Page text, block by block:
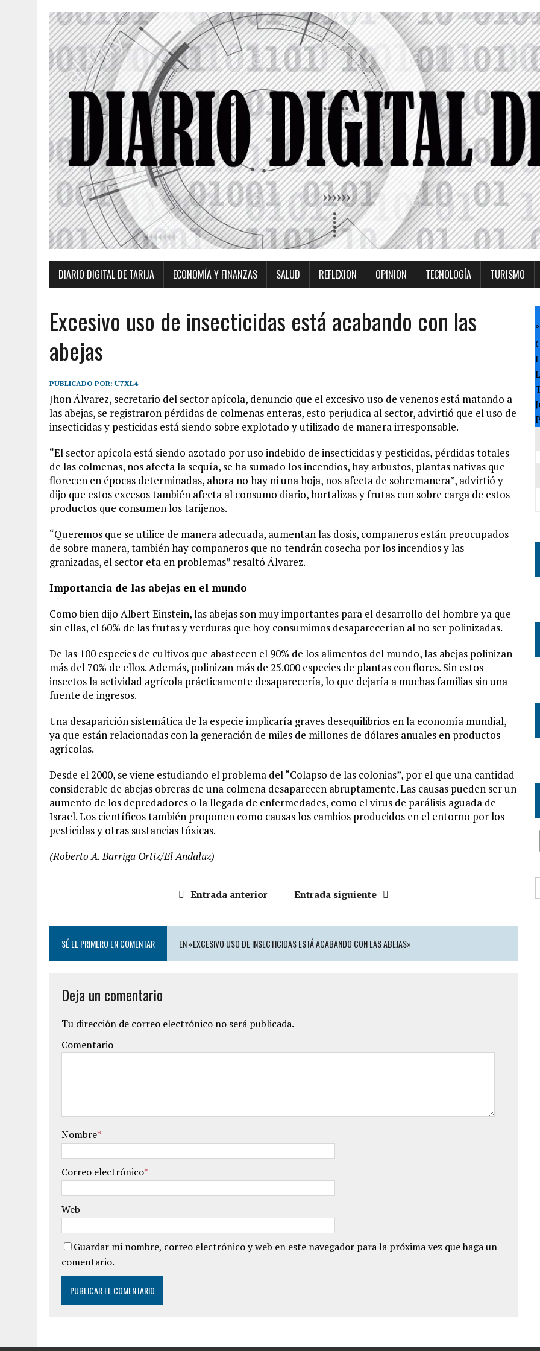
DIARIO DIGITAL DE TARIJA ECONOMÍA Y FINANZAS SALUD REFLEXION OPINION TECNOLOGÍA TURISMO
Excesivo uso de insecticidas está acabando con las
abejas
PUBLICADO POR: U7XL4
Jhon Álvarez, secretario del sector apícola, denuncio que el excesivo uso de venenos está matando a
las abejas, se registraron pérdidas de colmenas enteras, esto perjudica al sector, advirtió que el uso de
insecticidas y pesticidas está siendo sobre explotado y utilizado de manera irresponsable.
“El sector apícola está siendo azotado por uso indebido de insecticidas y pesticidas, pérdidas totales
de las colmenas, nos afecta la sequía, se ha sumado los incendios, hay arbustos, plantas nativas que
florecen en épocas determinadas, ahora no hay ni una hoja, nos afecta de sobremanera”, advirtió y
dijo que estos excesos también afecta al consumo diario, hortalizas y frutas con sobre carga de estos
productos que consumen los tarijeños.
“Queremos que se utilice de manera adecuada, aumentan las dosis, compañeros están preocupados
de sobre manera, también hay compañeros que no tendrán cosecha por los incendios y las
granizadas, el sector eta en problemas” resaltó Álvarez.
Importancia de las abejas en el mundo
Como bien dijo Albert Einstein, las abejas son muy importantes para el desarrollo del hombre ya que
sin ellas, el 60% de las frutas y verduras que hoy consumimos desaparecerían al no ser polinizadas.
De las 100 especies de cultivos que abastecen el 90% de los alimentos del mundo, las abejas polinizan
más del 70% de ellos. Además, polinizan más de 25.000 especies de plantas con flores. Sin estos
insectos la actividad agrícola prácticamente desaparecería, lo que dejaría a muchas familias sin una
fuente de ingresos.
Una desaparición sistemática de la especie implicaría graves desequilibrios en la economía mundial,
ya que están relacionadas con la generación de miles de millones de dólares anuales en productos
agrícolas.
Desde el 2000, se viene estudiando el problema del “Colapso de las colonias”, por el que una cantidad
considerable de abejas obreras de una colmena desaparecen abruptamente. Las causas pueden ser un
aumento de los depredadores o la llegada de enfermedades, como el virus de parálisis aguada de
Israel. Los científicos también proponen como causas los cambios producidos en el entorno por los
pesticidas y otras sustancias tóxicas.
(Roberto A. Barriga Ortiz/El Andaluz)
Entrada anterior Entrada siguiente
SÉ EL PRIMERO EN COMENTAR EN «EXCESIVO USO DE INSECTICIDAS ESTÁ ACABANDO CON LAS ABEJAS»
Deja un comentario
Tu dirección de correo electrónico no será publicada.
Comentario
Nombre*
Correo electrónico*
Web
Guardar mi nombre, correo electrónico y web en este navegador para la próxima vez que haga un
comentario.
°